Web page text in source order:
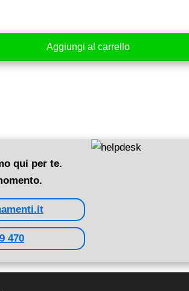
Aggiungi al carrello
qui per te.
470